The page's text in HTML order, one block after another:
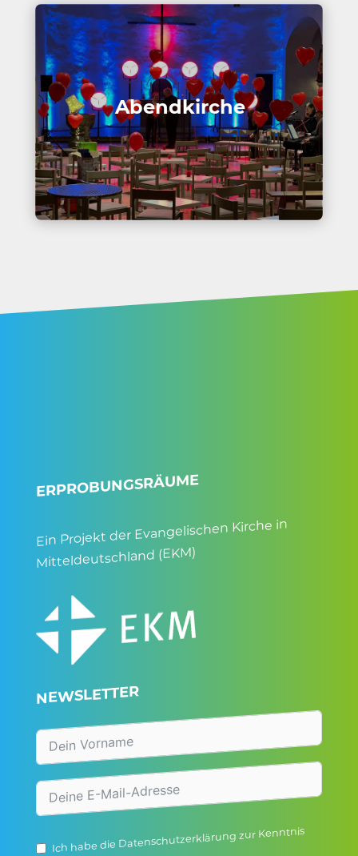
Abend­kirche
ERPROBUNGSRÄUME
Ein Projekt der Evangelischen Kirche in
Mitteldeutschland (EKM)
NEWSLETTER
Ich habe die Datenschutzerklärungzur Kenntnis